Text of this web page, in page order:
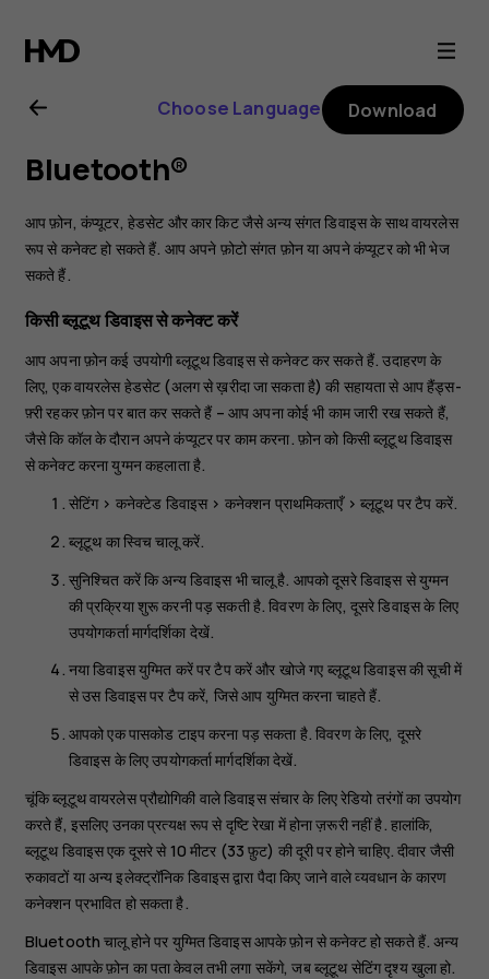
Nokia
C01
Plus
user
guide
Choose Language Download
Bluetooth®
आप फ़ोन, कंप्यूटर, हेडसेट और कार किट जैसे अन्य संगत डिवाइस के साथ वायरलेस
रूप से कनेक्ट हो सकते हैं. आप अपने फ़ोटो संगत फ़ोन या अपने कंप्यूटर को भी भेज
सकते हैं.
किसी ब्लूटूथ डिवाइस से कनेक्‍ट करें
आप अपना फ़ोन कई उपयोगी ब्लूटूथ डिवाइस से कनेक्ट कर सकते हैं. उदाहरण के
लिए, एक वायरलेस हेडसेट (अलग से ख़रीदा जा सकता है) की सहायता से आप हैंड्स-
फ़्री रहकर फ़ोन पर बात कर सकते हैं – आप अपना कोई भी काम जारी रख सकते हैं,
जैसे कि कॉल के दौरान अपने कंप्यूटर पर काम करना. फ़ोन को किसी ब्लूटूथ डिवाइस
से कनेक्ट करना युग्मन कहलाता है.
सेटिंग> कनेक्टेड डिवाइस> कनेक्शन प्राथमिकताएँ> ब्लूटूथ पर टैप करें.
ब्लूटूथ का स्विचचालूकरें.
सुनिश्चित करें कि अन्य डिवाइस भी चालू है. आपको दूसरे डिवाइस से युग्मन
की प्रक्रिया शुरू करनी पड़ सकती है. विवरण के लिए, दूसरे डिवाइस के लिए
उपयोगकर्ता मार्गदर्शिका देखें.
नया डिवाइस युग्मित करेंपर टैप करें और खोजे गए ब्लूटूथ डिवाइस की सूची में
से उस डिवाइस पर टैप करें, जिसे आप युग्मित करना चाहते हैं.
आपको एक पासकोड टाइप करना पड़ सकता है. विवरण के लिए, दूसरे
डिवाइस के लिए उपयोगकर्ता मार्गदर्शिका देखें.
चूंकि ब्लूटूथ वायरलेस प्रौद्योगिकी वाले डिवाइस संचार के लिए रेडियो तरंगों का उपयोग
करते हैं, इसलिए उनका प्रत्यक्ष रूप से दृष्टि रेखा में होना ज़रूरी नहीं है. हालांकि,
ब्लूटूथ डिवाइस एक दूसरे से 10 मीटर (33 फ़ुट) की दूरी पर होने चाहिए. दीवार जैसी
रुकावटों या अन्य इलेक्ट्रॉनिक डिवाइस द्वारा पैदा किए जाने वाले व्यवधान के कारण
कनेक्शन प्रभावित हो सकता है.
Bluetooth चालू होने पर युग्मित डिवाइस आपके फ़ोन से कनेक्ट हो सकते हैं. अन्य
डिवाइस आपके फ़ोन का पता केवल तभी लगा सकेंगे, जब ब्लूटूथ सेटिंग दृश्य खुला हो.